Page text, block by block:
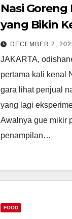
Nasi
yang Bikin
Menggugah
DECEMBER 2,
JAKARTA,
pertama kali kenal
gara lihat penjual
yang lagi
Awalnya gue mikir
penampilan…
FOOD